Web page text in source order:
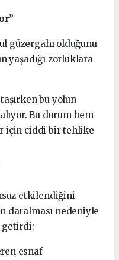
güzergahı olduğunu
yaşadığı zorluklara
bu yolun
Bu durum hem
için ciddi bir tehlike
etkilendiğini
daralması nedeniyle
getirdi:
esnaf